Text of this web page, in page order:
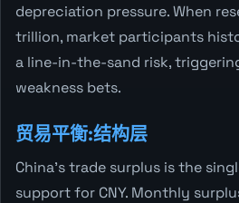
depreciation pressure. When
trillion, market participants
a line-in-the-sand risk,
weakness bets.
贸易平衡:结构层
China's trade surplus is the
support for CNY. Monthly